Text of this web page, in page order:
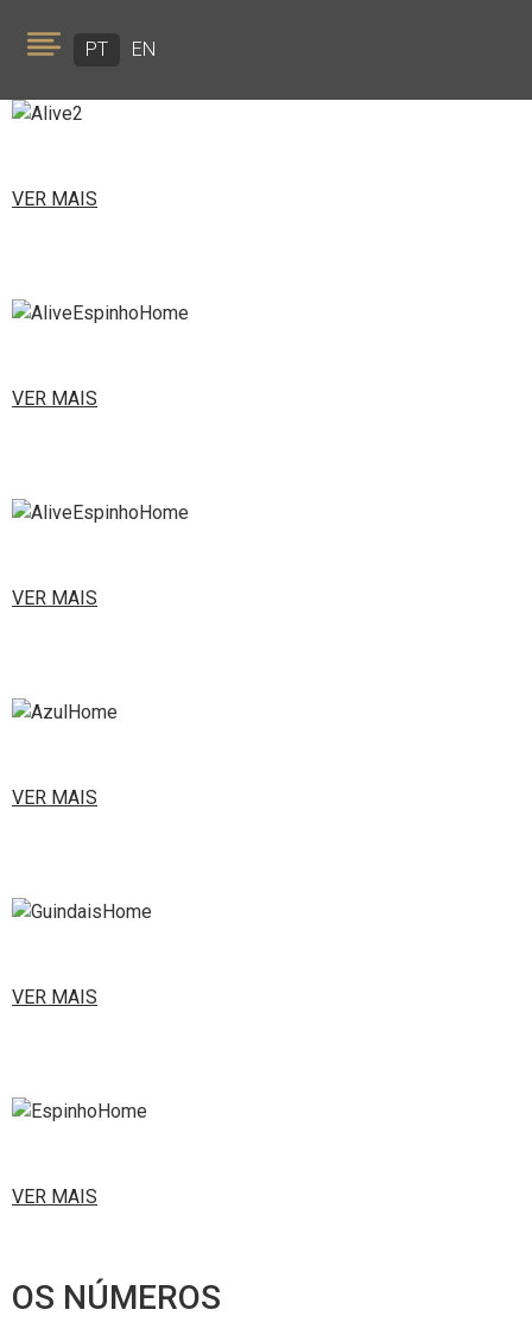
PT EN
VER MAIS
VER MAIS
VER MAIS
VER MAIS
VER MAIS
VER MAIS
OS NÚMEROS